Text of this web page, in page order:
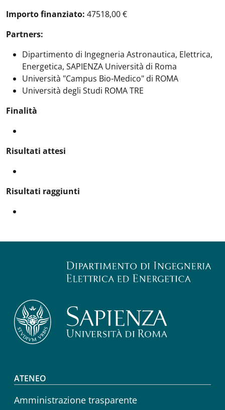
Importo finanziato: 47518,00 €
Partners:
Dipartimento di Ingegneria Astronautica, Elettrica,
Energetica, SAPIENZA Università di Roma
Università "Campus Bio-Medico" di ROMA
Università degli Studi ROMA TRE
Finalità
Risultati attesi
Risultati raggiunti
Footer menu
ATENEO
Amministrazione trasparente